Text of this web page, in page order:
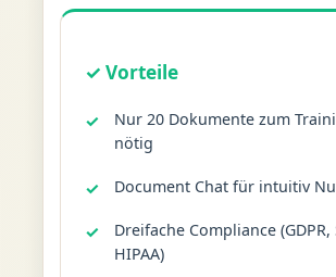
✓ Vorteile
Nur 20 Dokumente zum
nötig
Document Chat für intuitiv
Dreifache Compliance (GDPR,
HIPAA)